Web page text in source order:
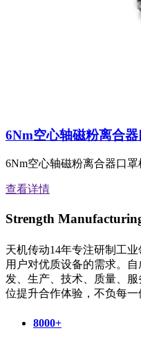
6Nm空心轴磁粉离合
6Nm空心轴磁粉离合器口
查看详情
Strength
天机传动14年专注研制工
用户对优质设备的需求。
发、生产、技术、质量、
位提升合作体验，不负每一
8000+